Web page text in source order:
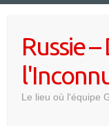
contentRussie
Le lieu où l'équipe